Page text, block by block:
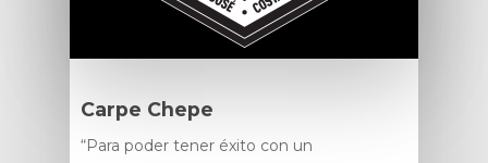
Carpe Chepe
“Para poder tener éxito con un